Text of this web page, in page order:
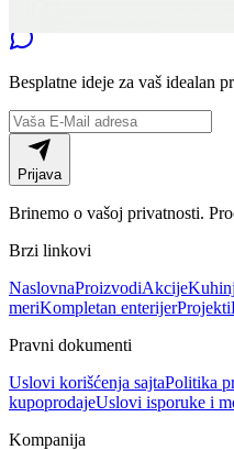
Besplatne ideje za vaš idealan
Prijava
Brinemo o vašoj privatnosti.
Brzi linkovi
NaslovnaProizvodiAkcije
meriKompletan enterijerProjekti
Pravni dokumenti
Uslovi korišćenja sajtaPolitika
kupoprodajeUslovi isporuke i
Kompanija